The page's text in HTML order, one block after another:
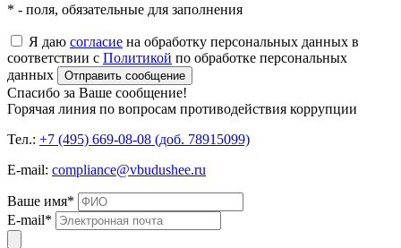
* - поля, обязательные для заполнения
Я даю согласие на обработку персональных данных в
соответствии с Политикой по обработке персональных
данных
Отправить сообщение
Спасибо за Ваше сообщение!
Горячая линия по вопросам противодействия коррупции
Тел.: +7 (495) 669-08-08 (доб. 78915099)
E-mail: compliance@vbudushee.ru
Ваше имя*
E-mail*